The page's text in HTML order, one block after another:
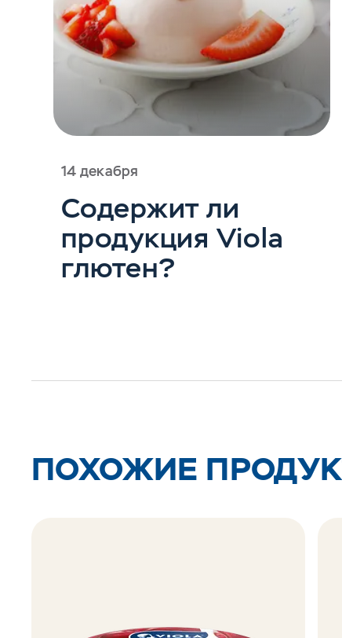
14 декабря
Содержит ли
продукция Viola
глютен?
ПОХОЖИЕ